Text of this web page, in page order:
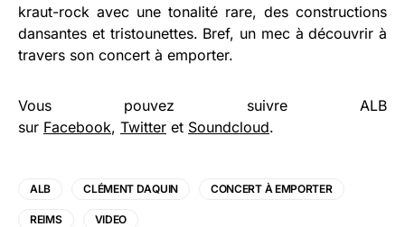
kraut-rock avec une tonalité rare, des constructions
dansantes et tristounettes. Bref, un mec à découvrir à
travers son concert à emporter.
Vous pouvez suivre ALB
sur Facebook, Twitter et Soundcloud.
ALB CLÉMENT DAQUIN CONCERT À EMPORTER
REIMS VIDEO